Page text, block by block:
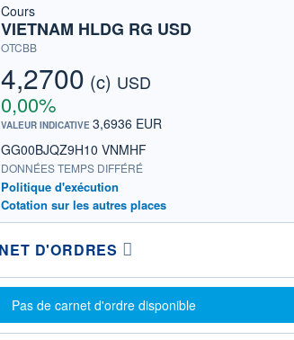
Cours
VIETNAM HLDG RG USD
OTCBB
4,2700 (c) USD
0,00%
VALEUR INDICATIVE 3,6936 EUR
GG00BJQZ9H10 VNMHF
DONNÉES TEMPS DIFFÉRÉ
Politique d'exécution
Cotation sur les autres places
D'ORDRES
Message d'information
Pas de carnet d'ordre disponible